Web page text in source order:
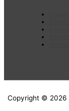
Copyright © 2026